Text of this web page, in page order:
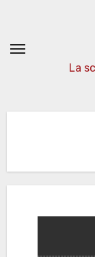
contenuto
La